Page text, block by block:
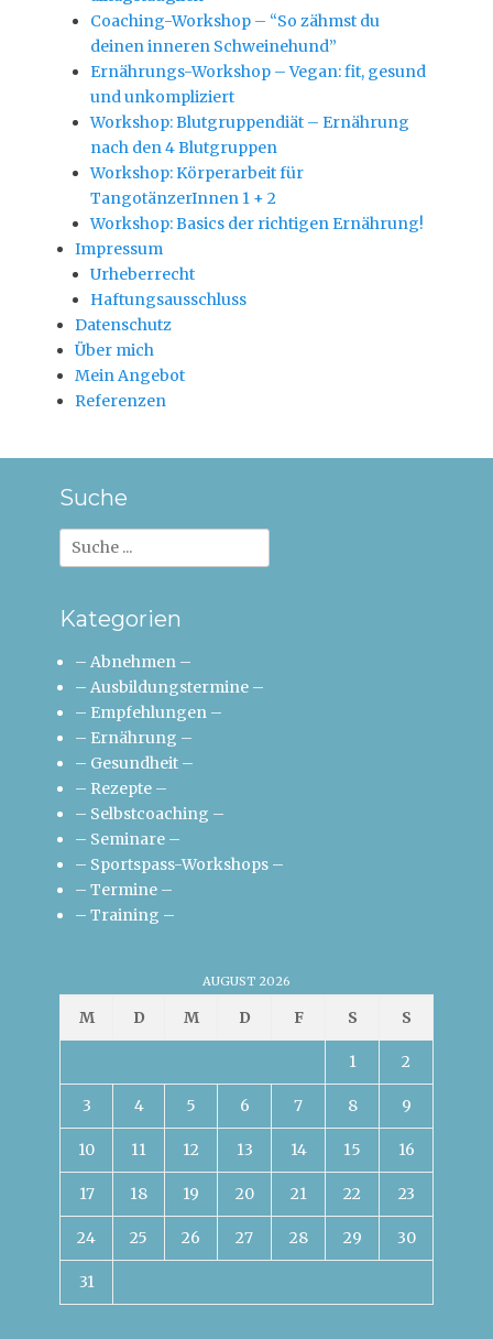
Coaching-Workshop – “So zähmst du
deinen inneren Schweinehund”
Ernährungs-Workshop – Vegan: fit, gesund
und unkompliziert
Workshop: Blutgruppendiät – Ernährung
nach den 4 Blutgruppen
Workshop: Körperarbeit für
TangotänzerInnen 1 + 2
Workshop: Basics der richtigen Ernährung!
Impressum
Urheberrecht
Haftungsausschluss
Datenschutz
Über mich
Mein Angebot
Referenzen
Suche
Suche
nach:
Kategorien
– Abnehmen –
– Ausbildungstermine –
– Empfehlungen –
– Ernährung –
– Gesundheit –
– Rezepte –
– Selbstcoaching –
– Seminare –
– Sportspass-Workshops –
– Termine –
– Training –
AUGUST 2026
M D M D F S S
1 2
3 4 5 6 7 8 9
10 11 12 13 14 15 16
17 18 19 20 21 22 23
24 25 26 27 28 29 30
31